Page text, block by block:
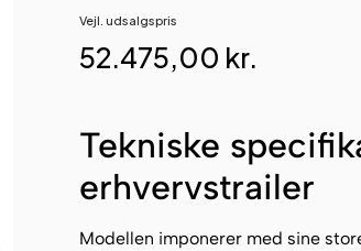
Vejl. udsalgspris
52.475,00 kr.
Tekniske
erhvervstrailer
Modellen imponerer med sine